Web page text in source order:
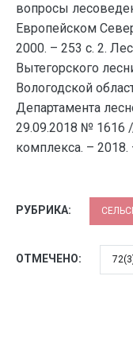
вопросы
Европейском
2000. – 253 с. 2.
Вытегорского
Вологодской
Департамента
29.09.2018 № 1616
комплекса. – 2018.
РУБРИКА:
ОТМЕЧЕНО: